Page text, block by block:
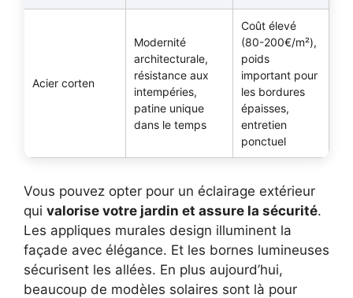
Acier corten
Modernité
architecturale,
résistance aux
intempéries,
patine unique
dans le temps
Coût élevé
(80-200€/m²),
poids
important pour
les bordures
épaisses,
entretien
ponctuel
Vous pouvez opter pour un éclairage extérieur
qui valorise votre jardin et assure la sécurité.
Les appliques murales design illuminent la
façade avec élégance. Et les bornes lumineuses
sécurisent les allées. En plus aujourd’hui,
beaucoup de modèles solaires sont là pour